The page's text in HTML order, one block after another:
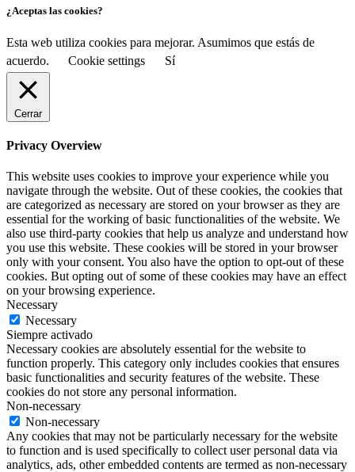
¿Aceptas las cookies?
Esta web utiliza cookies para mejorar. Asumimos que estás de
acuerdo.
Cookie settings Sí
Cerrar
Privacy Overview
This website uses cookies to improve your experience while you
navigate through the website. Out of these cookies, the cookies that
are categorized as necessary are stored on your browser as they are
essential for the working of basic functionalities of the website. We
also use third-party cookies that help us analyze and understand how
you use this website. These cookies will be stored in your browser
only with your consent. You also have the option to opt-out of these
cookies. But opting out of some of these cookies may have an effect
on your browsing experience.
Necessary
Necessary
Siempre activado
Necessary cookies are absolutely essential for the website to
function properly. This category only includes cookies that ensures
basic functionalities and security features of the website. These
cookies do not store any personal information.
Non-necessary
Non-necessary
Any cookies that may not be particularly necessary for the website
to function and is used specifically to collect user personal data via
analytics, ads, other embedded contents are termed as non-necessary